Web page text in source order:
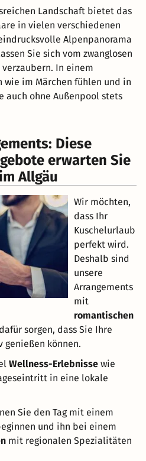
Landschaft bietet das
in vielen verschiedenen
Alpenpanorama
Sie sich vom zwanglosen
In einem
wie im Märchen fühlen und in
auch ohne Außenpool stets
Diese
erwarten Sie
Allgäu
Wir möchten,
dass Ihr
Kuschelurlaub
perfekt wird.
Deshalb sind
unsere
Arrangements
mit
romantischen
sorgen, dass Sie Ihre
genießen können.
Wellness-Erlebnisse wie
in eine lokale
Sie den Tag mit einem
und ihn bei einem
mit regionalen Spezialitäten